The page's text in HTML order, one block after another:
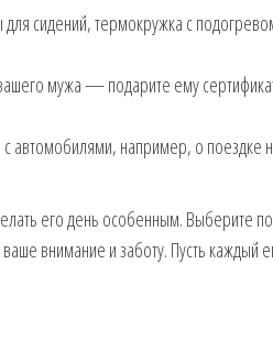
сидений, термокружка с
мужа — подарите ему
автомобилями, например, о поездке
его день особенным. Выберите
внимание и заботу. Пусть каждый